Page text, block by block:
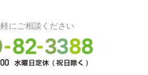
にご相談ください